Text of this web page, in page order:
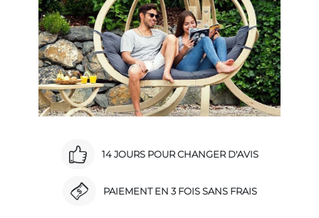
14 JOURS POUR CHANGER D'AVIS
PAIEMENT EN 3 FOIS SANS FRAIS